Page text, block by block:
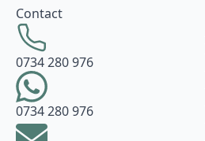
Contact
0734 280 976
0734 280 976